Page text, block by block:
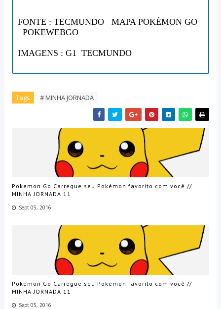
FONTE : TECMUNDO
MAPA POKÉMON GO
POKEWEBGO
IMAGENS : G1 TECMUNDO
Tags # MINHA JORNADA
Pokemon Go Carregue seu Pokémon favorito com você //
MINHA JORNADA 11
Sept 05, 2016
Pokemon Go Carregue seu Pokémon favorito com você //
MINHA JORNADA 11
Sept 05, 2016